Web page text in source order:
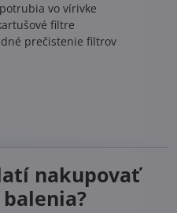
vo vírivke
filtre
prečistenie filtrov
nakupovať